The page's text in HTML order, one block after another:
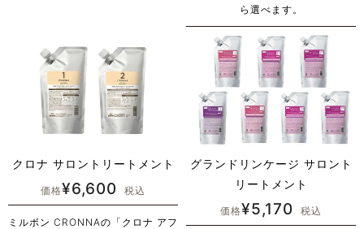
ら選べます。
クロナ サロントリートメント
価格¥6,600 税込
ミルボン CRONNAの「クロナ アフ
グランドリンケージ サロント
リートメント
価格¥5,170 税込